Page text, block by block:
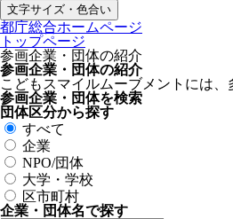
文字サイズ・色合い
都庁総合ホームページ
トップページ
参画企業・団体の紹介
参画企業・団体の紹介
こどもスマイルムーブメントには
参画企業・団体を検索
団体区分から探す
すべて
企業
NPO/団体
大学・学校
区市町村
企業・団体名で探す